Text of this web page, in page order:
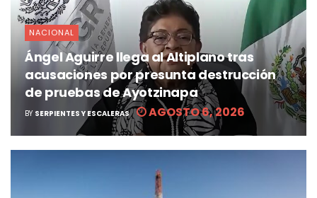
NACIONAL
Ángel Aguirre llega al Altiplano tras
acusaciones por presunta destrucción
de pruebas de Ayotzinapa
BY SERPIENTES Y ESCALERAS AGOSTO 6, 2026